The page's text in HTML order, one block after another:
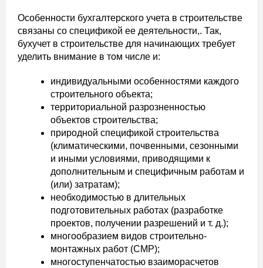
Особенности бухгалтерского учета в строительстве
связаны со спецификой ее деятельности,. Так,
бухучет в строительстве для начинающих требует
уделить внимание в том числе и:
индивидуальными особенностями каждого
строительного объекта;
территориальной разрозненностью
объектов строительства;
природной спецификой строительства
(климатическими, почвенными, сезонными
и иными условиями, приводящими к
дополнительным и специфичным работам и
(или) затратам);
необходимостью в длительных
подготовительных работах (разработке
проектов, получении разрешений и т. д.);
многообразием видов строительно-
монтажных работ (СМР);
многоступенчатостью взаиморасчетов